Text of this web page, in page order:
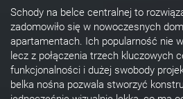
Schody na belce centralnej to
zadomowiło się w nowoczesnych
apartamentach. Ich popularność nie
lecz z połączenia trzech kluczowych
funkcjonalności i dużej swobody
belka nośna pozwala stworzyć